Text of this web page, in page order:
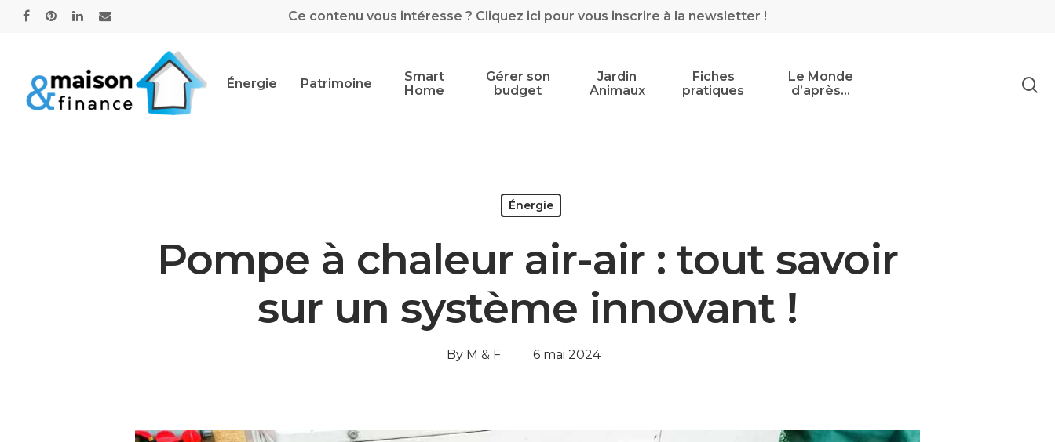
Ce contenu vous intéresse ? Cliquez ici pour vous inscrire à la newsletter !
Énergie Patrimoine
Smart
Home
Gérer son
budget
Jardin
Animaux
Fiches
pratiques
Le Monde
d’après…
Énergie
Pompe à chaleur air-air : tout savoir
sur un système innovant !
By M & F 6 mai 2024